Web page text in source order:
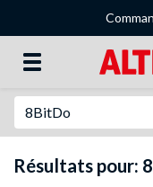
Résultats pour: